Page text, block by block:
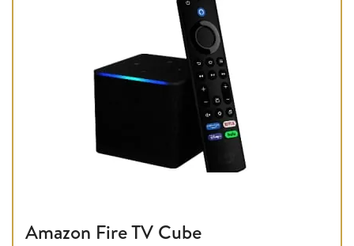
Amazon Fire TV Cube